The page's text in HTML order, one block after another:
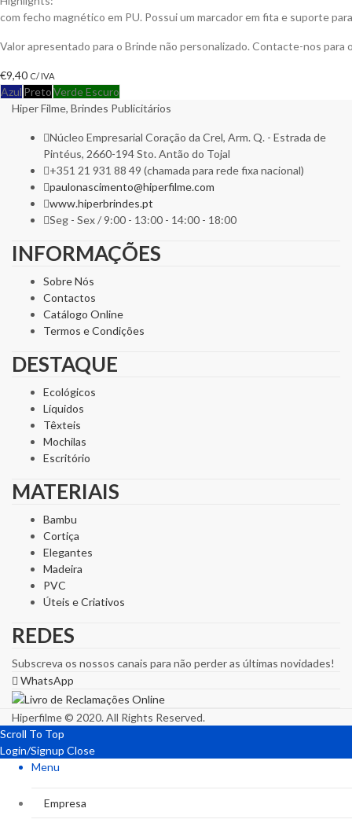
com fecho magnético em PU. Possui um marcador em fita e suporte
Valor apresentado para o Brinde não personalizado. Contacte-nos
€9,40 C/ IVA
Azul PretoVerde Escuro
Hiper Filme, Brindes Publicitários
Núcleo Empresarial Coração da Crel, Arm. Q. - Estrada de
Pintéus, 2660-194 Sto. Antão do Tojal
+351 21 931 88 49 (chamada para rede fixa nacional)
paulonascimento@hiperfilme.com
www.hiperbrindes.pt
Seg - Sex / 9:00 - 13:00 - 14:00 - 18:00
INFORMAÇÕES
Sobre Nós
Contactos
Catálogo Online
Termos e Condições
DESTAQUE
Ecológicos
Líquidos
Têxteis
Mochilas
Escritório
MATERIAIS
Bambu
Cortiça
Elegantes
Madeira
PVC
Úteis e Criativos
REDES
Subscreva os nossos canais para não perder as últimas novidades!
WhatsApp
Hiperfilme © 2020. All Rights Reserved.
Scroll To Top
Login/Signup Close
Menu
Empresa